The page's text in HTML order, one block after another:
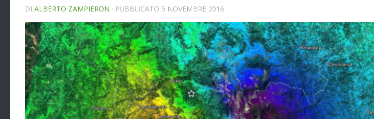
DI ALBERTO ZAMPIERON · PUBBLICATO 5 NOVEMBRE 2016